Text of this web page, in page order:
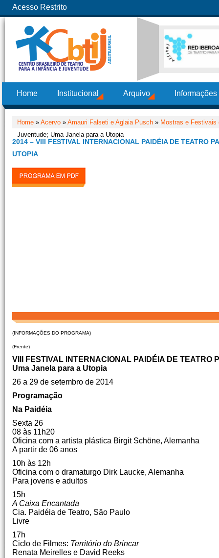
Acesso Restrito
Home Institucional Arquivo
Home » Acervo » Amauri Falseti e Aglaia Pusch » Mostras e Festivais
Juventude; Uma Janela para a Utopia
2014 – VIII FESTIVAL INTERNACIONAL PAIDÉIA DE TEATRO
UTOPIA
(INFORMAÇÕES DO PROGRAMA)
(Frente)
VIII FESTIVAL INTERNACIONAL PAIDÉIA DE TEATRO
Uma Janela para a Utopia
26 a 29 de setembro de 2014
Programação
Na Paidéia
Sexta 26
08 às 11h20
Oficina com a artista plástica Birgit Schöne, Alemanha
A partir de 06 anos
10h às 12h
Oficina com o dramaturgo Dirk Laucke, Alemanha
Para jovens e adultos
15h
A Caixa Encantada
Cia. Paidéia de Teatro, São Paulo
Livre
17h
Ciclo de Filmes: Território do Brincar
Renata Meirelles e David Reeks